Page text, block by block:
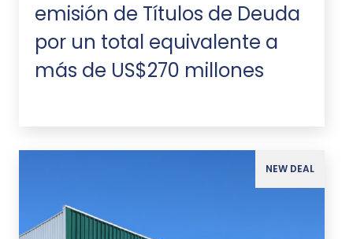
emisión de Títulos de Deuda
por un total equivalente a
más de US$270 millones
NEW DEAL